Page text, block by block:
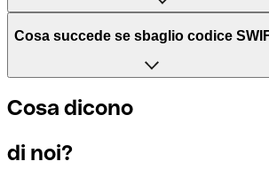
Il BIC, invece, sta per “Bank Identifier
Dipende dalle banche. In alcuni casi
Per sapere a quale filiale fa riferimento
Cosa succede se sbaglio codice
Se per caso invii un pagamento a un
Se ti accorgi di aver usato un codice
Cosa dicono
di noi?